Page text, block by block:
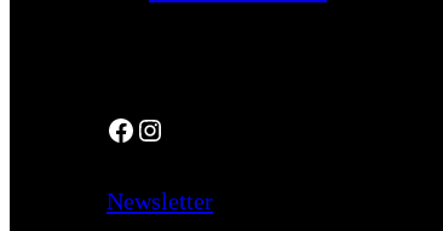
Facebook Instagram
Newsletter